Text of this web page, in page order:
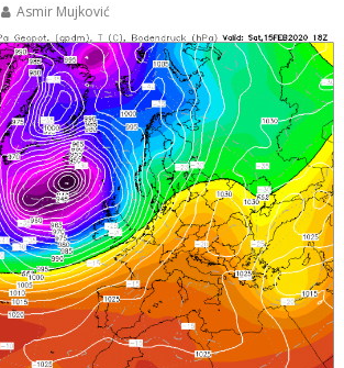
Asmir Mujković